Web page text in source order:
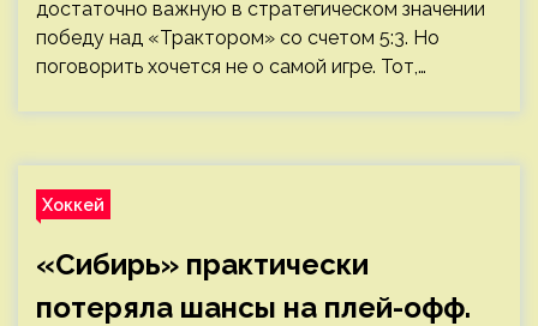
достаточно важную в стратегическом значении
победу над «Трактором» со счетом 5:3. Но
поговорить хочется не о самой игре. Тот,…
Хоккей
«Сибирь» практически
потеряла шансы на плей-офф.